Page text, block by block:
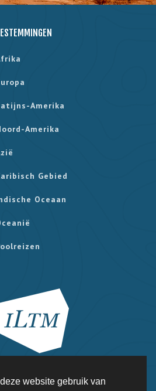
website gebruik van
Amerika
Amerika
Gebied
Oceaan